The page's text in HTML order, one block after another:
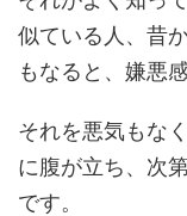
似ている人、昔
もなると、嫌悪
それを悪気もな
に腹が立ち、次
です。